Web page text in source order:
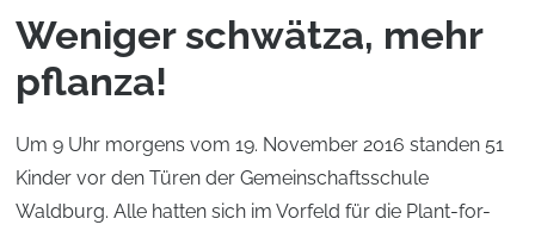
Weniger schwätza, mehr
pflanza!
Um 9 Uhr morgens vom 19. November 2016 standen 51
Kinder vor den Türen der Gemeinschaftsschule
Waldburg. Alle hatten sich im Vorfeld für die Plant-for-